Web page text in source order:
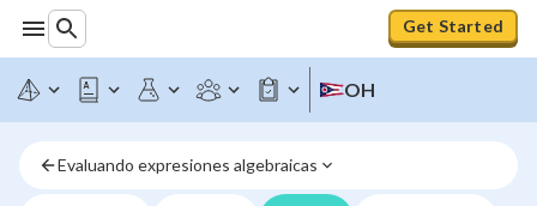
Get Started
OH
Evaluando expresiones algebraicas